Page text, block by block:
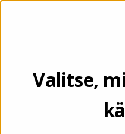
Valitse,
perusopetuslain mukaisen
iltapäivätoiminnan ja
Aamu- ja iltapäivätoiminnan